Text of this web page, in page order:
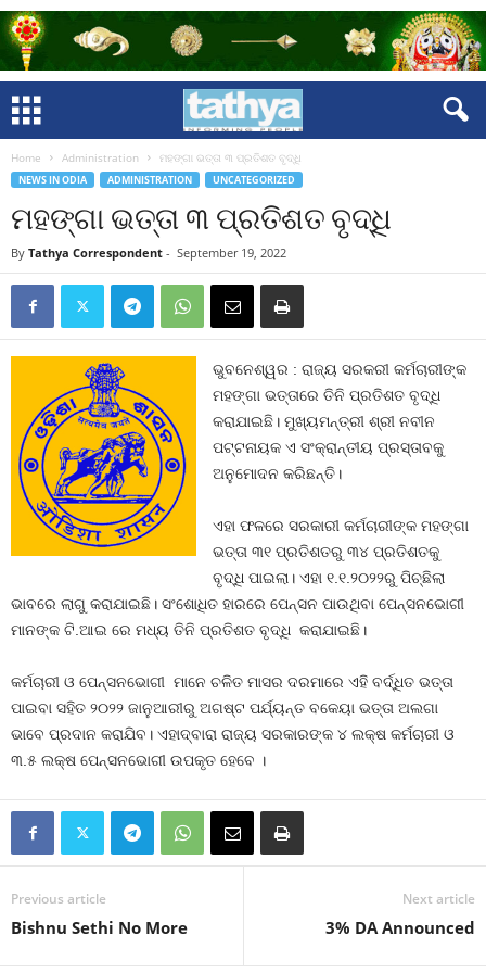
Home Administration ମହଙ୍ଗା ଭତ୍ତା ୩ ପ୍ରତିଶତ ବୃଦ୍ଧି
NEWS IN ODIA ADMINISTRATION UNCATEGORIZED
ମହଙ୍ଗା ଭତ୍ତା ୩ ପ୍ରତିଶତ ବୃଦ୍ଧି
By Tathya Correspondent - September 19, 2022
ଭୁବନେଶ୍ୱର : ରାଜ୍ୟ ସରକରୀ କର୍ମଚାରୀଙ୍କ
ମହଙ୍ଗା ଭତ୍ତାରେ ତିନି ପ୍ରତିଶତ ବୃଦ୍ଧି
କରାଯାଇଛି। ମୁଖ୍ୟମନ୍ତ୍ରୀ ଶ୍ରୀ ନବୀନ
ପଟ୍ଟନାୟକ ଏ ସଂକ୍ରାନ୍ତୀୟ ପ୍ରସ୍ତାବକୁ
ଅନୁମୋଦନ କରିଛନ୍ତି।
ଏହା ଫଳରେ ସରକାରୀ କର୍ମଚାରୀଙ୍କ ମହଙ୍ଗା
ଭତ୍ତା ୩୧ ପ୍ରତିଶତରୁ ୩୪ ପ୍ରତିଶତକୁ
ବୃଦ୍ଧି ପାଇଲା। ଏହା ୧.୧.୨୦୨୨ରୁ ପିଚ୍ଛିଲା
ଭାବରେ ଲାଗୁ କରାଯାଇଛି। ସଂଶୋଧିତ ହାରରେ ପେନ୍‌ସନ ପାଉଥିବା ପେନ୍‌ସନଭୋଗୀ
ମାନଙ୍କ ଟି.ଆଇ ରେ ମଧ୍ୟ ତିନି ପ୍ରତିଶତ ବୃଦ୍ଧି କରାଯାଇଛି।
କର୍ମଚାରୀ ଓ ପେନ୍ସନଭୋଗୀ ମାନେ ଚଳିତ ମାସର ଦରମାରେ ଏହି ବର୍ଦ୍ଧିତ ଭତ୍ତା
ପାଇବା ସହିତ ୨୦୨୨ ଜାନୁଆରୀରୁ ଅଗଷ୍ଟ ପର୍ଯ୍ୟନ୍ତ ବକେୟା ଭତ୍ତା ଅଲଗା
ଭାବେ ପ୍ରଦାନ କରାଯିବ। ଏହାଦ୍ବାରା ରାଜ୍ୟ ସରକାରଙ୍କ ୪ ଲକ୍ଷ କର୍ମଚାରୀ ଓ
୩.୫ ଲକ୍ଷ ପେନ୍ସନଭୋଗୀ ଉପକୃତ ହେବେ ।
Previous article
Bishnu Sethi No More
Next article
3% DA Announced